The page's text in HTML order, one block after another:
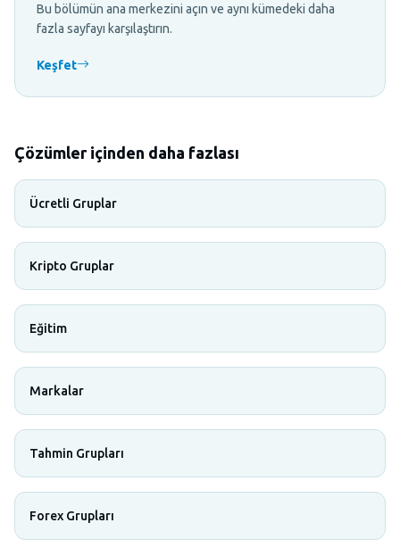
Bu bölümün ana merkezini açın ve aynı kümedeki daha
fazla sayfayı karşılaştırın.
Keşfet
Çözümler içinden daha fazlası
Ücretli Gruplar
Kripto Gruplar
Eğitim
Markalar
Tahmin Grupları
Forex Grupları